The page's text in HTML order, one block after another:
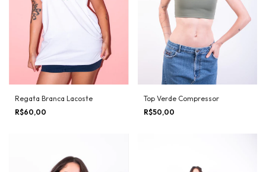
Regata Branca Lacoste
R$60,00
Top Verde Compressor
R$50,00